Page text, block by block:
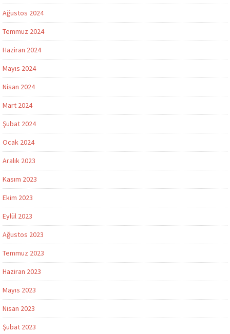
Ağustos 2024
Temmuz 2024
Haziran 2024
Mayıs 2024
Nisan 2024
Mart 2024
Şubat 2024
Ocak 2024
Aralık 2023
Kasım 2023
Ekim 2023
Eylül 2023
Ağustos 2023
Temmuz 2023
Haziran 2023
Mayıs 2023
Nisan 2023
Şubat 2023